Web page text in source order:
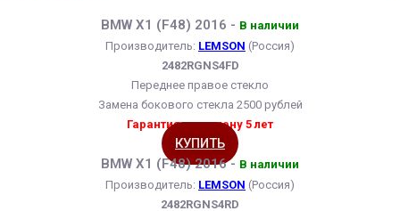
BMW X1 (F48) 2016 - В наличии
Производитель: LEMSON (Россия)
2482RGNS4FD
Переднее правое стекло
Замена бокового стекла 2500 рублей
Гарантия на замену 5 лет
КУПИТЬ
BMW X1 (F48) 2016 - В наличии
Производитель: LEMSON (Россия)
2482RGNS4RD